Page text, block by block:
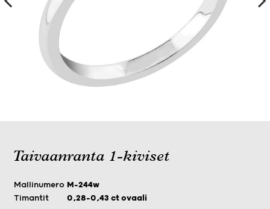
Taivaanranta 1-kiviset
Mallinumero M-244w
Timantit
0,28-0,43 ct ovaali